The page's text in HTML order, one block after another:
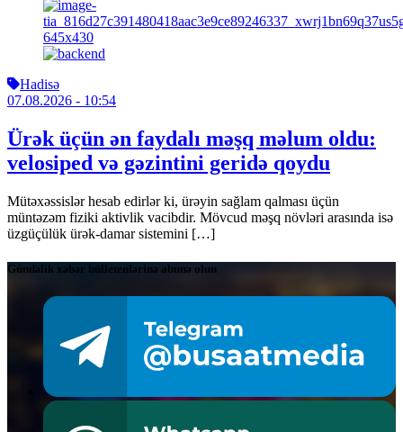
Hadisə
07.08.2026 - 10:54
Ürək üçün ən faydalı məşq məlum oldu:
velosiped və gəzintini geridə qoydu
Mütəxəssislər hesab edirlər ki, ürəyin sağlam qalması üçün
müntəzəm fiziki aktivlik vacibdir. Mövcud məşq növləri arasında isə
üzgüçülük ürək-damar sistemini […]
Gündəlik xəbər bülletenlərinə abunə olun